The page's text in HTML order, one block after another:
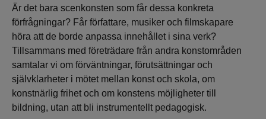
Är det bara scenkonsten som får dessa konkreta
förfrågningar? Får författare, musiker och filmskapare
höra att de borde anpassa innehållet i sina verk?
Tillsammans med företrädare från andra konstområden
samtalar vi om förväntningar, förutsättningar och
självklarheter i mötet mellan konst och skola, om
konstnärlig frihet och om konstens möjligheter till
bildning, utan att bli instrumentellt pedagogisk.